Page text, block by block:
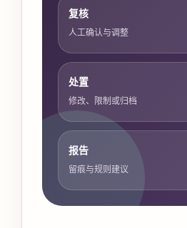
复核
人工确认与调整
处置
修改、限制或归档
报告
留痕与规则建议